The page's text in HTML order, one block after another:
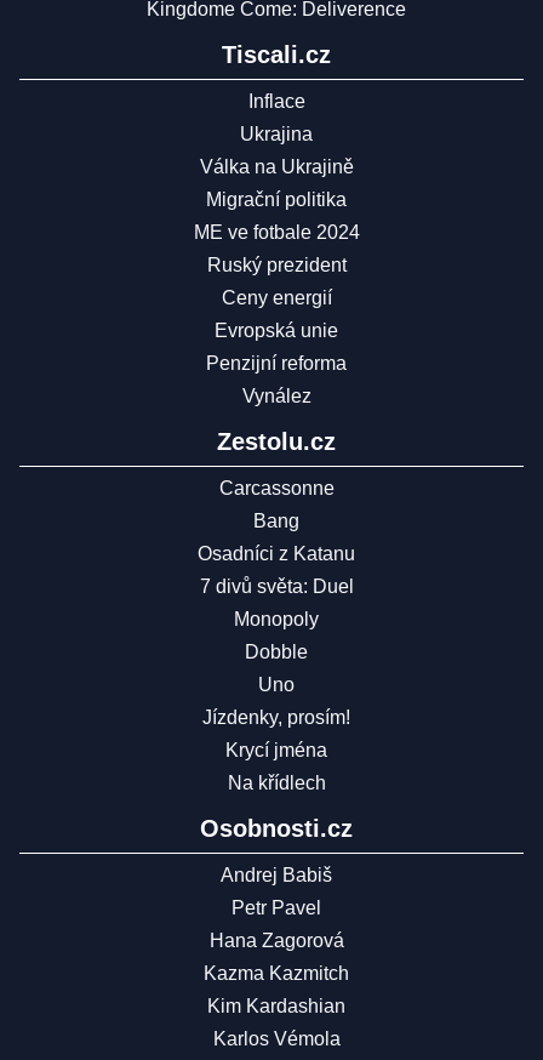
Kingdome Come: Deliverence
Tiscali.cz
Inflace
Ukrajina
Válka na Ukrajině
Migrační politika
ME ve fotbale 2024
Ruský prezident
Ceny energií
Evropská unie
Penzijní reforma
Vynález
Zestolu.cz
Carcassonne
Bang
Osadníci z Katanu
7 divů světa: Duel
Monopoly
Dobble
Uno
Jízdenky, prosím!
Krycí jména
Na křídlech
Osobnosti.cz
Andrej Babiš
Petr Pavel
Hana Zagorová
Kazma Kazmitch
Kim Kardashian
Karlos Vémola